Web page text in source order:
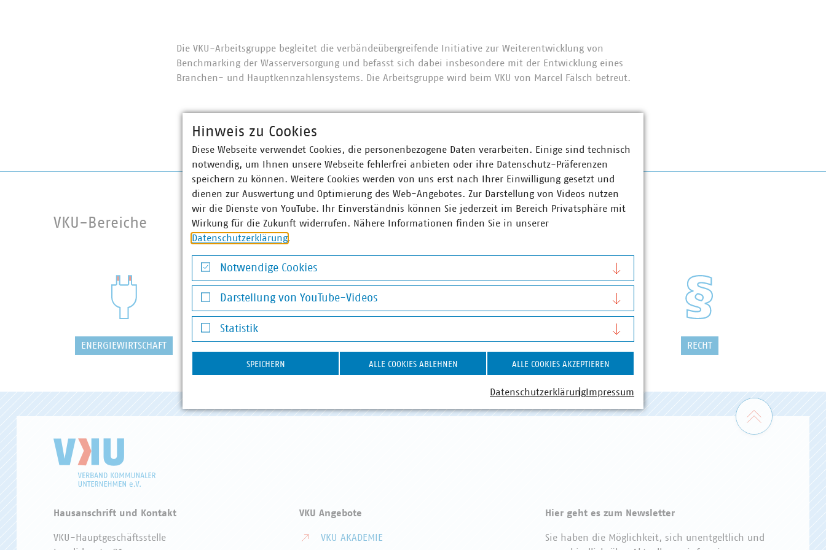
Die VKU-Arbeitsgruppe begleitet die verbändeübergreifende Initiative zur Weiterentwicklung von
Benchmarking der Wasserversorgung und befasst sich dabei insbesondere mit der Entwicklung eines
Branchen- und Hauptkennzahlensystems. Die Arbeitsgruppe wird beim VKU von Marcel Fälsch betreut.
VKU-Bereiche
ENERGIEWIRTSCHAFT RECHT
Zum
Hausanschrift und Kontakt
VKU-Hauptgeschäftsstelle
VKU Angebote
VKU AKADEMIE
Hier geht es zum Newsletter
Sie haben die Möglichkeit, sich unentgeltlich und
Hinweis zu Cookies
Diese Webseite verwendet Cookies, die personenbezogene Daten verarbeiten. Einige sind technisch
notwendig, um Ihnen unsere Webseite fehlerfrei anbieten oder ihre Datenschutz-Präferenzen
speichern zu können. Weitere Cookies werden von uns erst nach Ihrer Einwilligung gesetzt und
dienen zur Auswertung und Optimierung des Web-Angebotes. Zur Darstellung von Videos nutzen
wir die Dienste von YouTube. Ihr Einverständnis können Sie jederzeit im Bereich Privatsphäre mit
Wirkung für die Zukunft widerrufen. Nähere Informationen finden Sie in unserer
Datenschutzerklärung.
Notwendige Cookies
Notwendige Cookies
Darstellung von YouTube-Videos
Darstellung von YouTube-Videos
Statistik
Statistik
SPEICHERN ALLE COOKIES ABLEHNEN ALLE COOKIES AKZEPTIEREN
DatenschutzerklärungImpressum